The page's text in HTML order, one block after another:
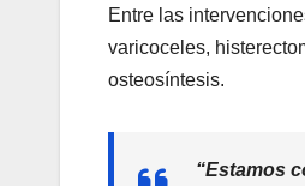
Entre las
varicoceles,
osteosíntesis.
“Estamos